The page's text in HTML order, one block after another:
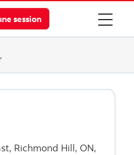
session
Richmond Hill, ON,